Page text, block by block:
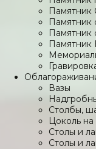
Памятник
Памятник
Памятник
Памятник
Вазы
Столбы,
Цоколь на
Столы и
Столы и